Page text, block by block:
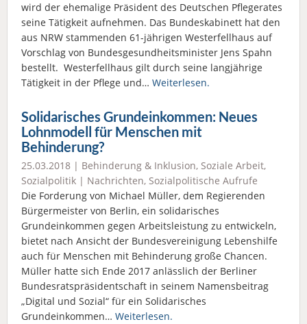
wird der ehemalige Präsident des Deutschen Pflegerates
seine Tätigkeit aufnehmen. Das Bundeskabinett hat den
aus NRW stammenden 61-jährigen Westerfellhaus auf
Vorschlag von Bundesgesundheitsminister Jens Spahn
bestellt. Westerfellhaus gilt durch seine langjährige
Tätigkeit in der Pflege und… Weiterlesen.
Solidarisches Grundeinkommen: Neues
Lohnmodell für Menschen mit
Behinderung?
25.03.2018 | Behinderung & Inklusion, Soziale Arbeit,
Sozialpolitik | Nachrichten, Sozialpolitische Aufrufe
Die Forderung von Michael Müller, dem Regierenden
Bürgermeister von Berlin, ein solidarisches
Grundeinkommen gegen Arbeitsleistung zu entwickeln,
bietet nach Ansicht der Bundesvereinigung Lebenshilfe
auch für Menschen mit Behinderung große Chancen.
Müller hatte sich Ende 2017 anlässlich der Berliner
Bundesratspräsidentschaft in seinem Namensbeitrag
„Digital und Sozial“ für ein Solidarisches
Grundeinkommen… Weiterlesen.